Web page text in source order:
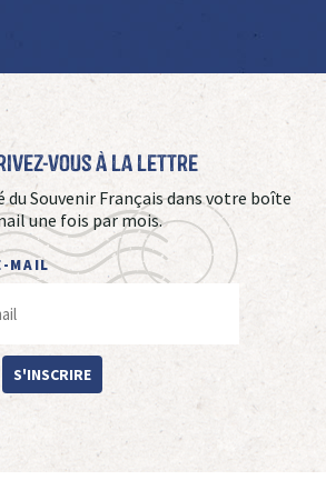
vous à La Lettre
du Souvenir Français dans votre boîte
une fois par mois.
MAIL
S'INSCRIRE